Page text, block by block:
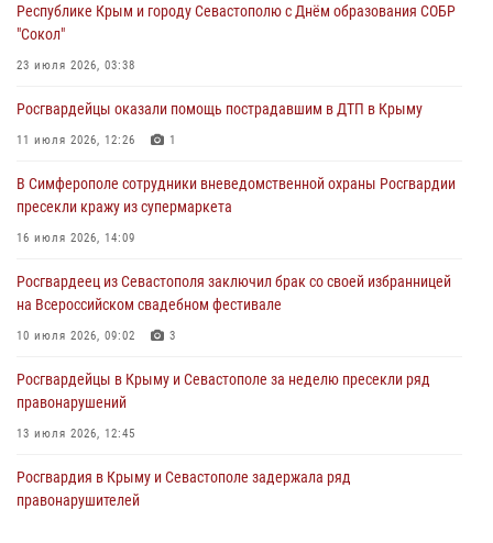
Росгвардия в Крыму и Севастополе задержала ряд
правонарушителей
03 августа 2026, 14:08
В Симферополе росгвардейцы задержали гражданина,
подозреваемого в совершении серии краж
Росгвардейцы оперативно задержали нарушителя на охраняемом
объекте в Севастополе
Республике Крым и городу Севастополю с Днём образования СОБР
"Сокол"
23 июля 2026, 03:38
Росгвардейцы оказали помощь пострадавшим в ДТП в Крыму
11 июля 2026, 12:26 1
В Симферополе сотрудники вневедомственной охраны Росгвардии
пресекли кражу из супермаркета
16 июля 2026, 14:09
Росгвардеец из Севастополя заключил брак со своей избранницей
на Всероссийском свадебном фестивале
10 июля 2026, 09:02 3
Росгвардейцы в Крыму и Севастополе за неделю пресекли ряд
правонарушений
13 июля 2026, 12:45
Росгвардия в Крыму и Севастополе задержала ряд
правонарушителей